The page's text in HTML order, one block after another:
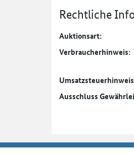
Rechtliche
Auktionsart:
Verbraucher­hinweis:
Ausschluss